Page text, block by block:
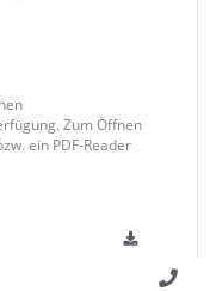
Zum Öffnen
ein PDF-Reader